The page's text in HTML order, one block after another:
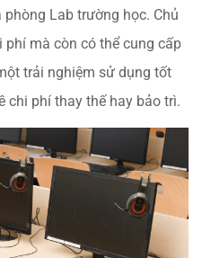
Lab trường học. Chủ
mà còn có thể cung cấp
trải nghiệm sử dụng tốt
chi phí thay thế hay bảo trì.